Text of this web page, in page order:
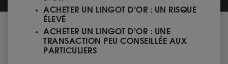
ACHETER UN LINGOT D’OR : UN RISQUE
ÉLEVÉ
ACHETER UN LINGOT D’OR : UNE
TRANSACTION PEU CONSEILLÉE AUX
PARTICULIERS